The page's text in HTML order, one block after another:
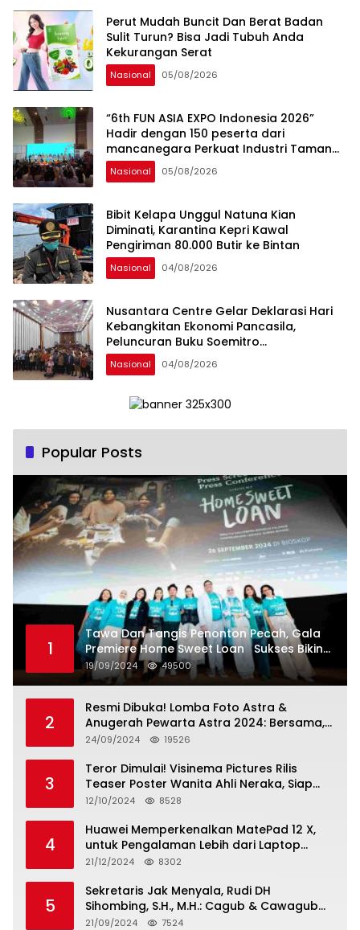
Perut Mudah Buncit Dan Berat Badan
Sulit Turun? Bisa Jadi Tubuh Anda
Kekurangan Serat
Nasional 05/08/2026
“6th FUN ASIA EXPO Indonesia 2026”
Hadir dengan 150 peserta dari
mancanegara Perkuat Industri Taman
Rekreasi dan Ekosistem Pariwisata di
Tanah Air
Nasional 05/08/2026
Bibit Kelapa Unggul Natuna Kian
Diminati, Karantina Kepri Kawal
Pengiriman 80.000 Butir ke Bintan
Nasional 04/08/2026
Nusantara Centre Gelar Deklarasi Hari
Kebangkitan Ekonomi Pancasila,
Peluncuran Buku Soemitro
Djojohadikusumo Anti Penjajahan
(Pergolakan Ekonomi Politik Indonesia) &
Undang Perekonomian Nasional dan
Bangsa Menuju Indonesia Emas 2045”,
Nasional 04/08/2026
Popular Posts
1
Tawa Dan Tangis Penonton Pecah, Gala
Premiere Home Sweet Loan Sukses Bikin
Penonton Lihat Diri Sendiri di Layar
19/09/2024 49500
2
Resmi Dibuka! Lomba Foto Astra &
Anugerah Pewarta Astra 2024: Bersama,
Berkarya, Berkelanjutan
24/09/2024 19526
3
Teror Dimulai! Visinema Pictures Rilis
Teaser Poster Wanita Ahli Neraka, Siap
Tayang di Bioskop 14 November 2024
12/10/2024 8528
4
Huawei Memperkenalkan MatePad 12 X,
untuk Pengalaman Lebih dari Laptop
dengan Layar Ultra Bright dan Desain
Standar Baru untuk Produktivitas di Mana
Saja
21/12/2024 8302
5
Sekretaris Jak Menyala, Rudi DH
Sihombing, S.H., M.H.: Cagub & Cawagub
DKI Jakarta Pramono Anung dan Rano
21/09/2024 7524